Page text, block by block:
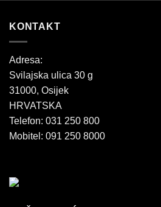
KONTAKT
Adresa:
Svilajska ulica 30 g
31000, Osijek
HRVATSKA
Telefon: 031 250 800
Mobitel: 091 250 8000